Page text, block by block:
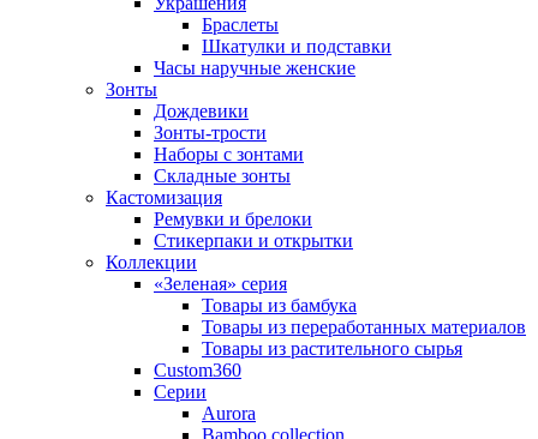
Браслеты
Шкатулки и подставки
Часы наручные женские
Зонты
Дождевики
Зонты-трости
Наборы с зонтами
Складные зонты
Кастомизация
Ремувки и брелоки
Стикерпаки и открытки
Коллекции
«Зеленая» серия
Товары из бамбука
Товары из переработанных материалов
Товары из растительного сырья
Custom360
Серии
Aurora
Bamboo collection